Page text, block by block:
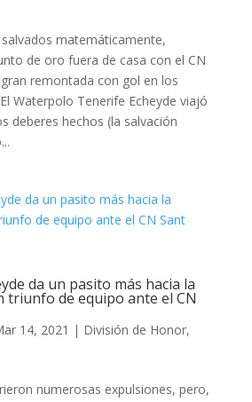
matemáticamente,
de oro fuera de casa con el CN
remontada con gol en los
Waterpolo Tenerife Echeyde viajó
deberes hechos (la salvación
da un pasito más hacia la
triunfo de equipo ante el CN
14, 2021 | División de Honor,
numerosas expulsiones, pero,